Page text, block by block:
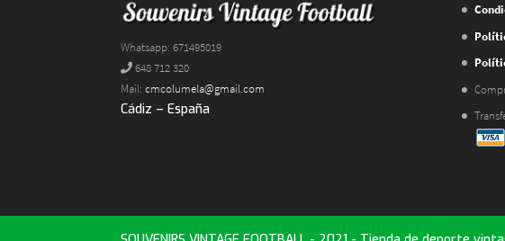
Whatsapp: 671495019
648 712 320
Mail:cmcolumela@gmail.com
Cádiz – España